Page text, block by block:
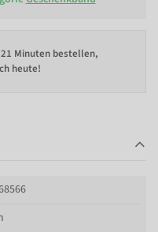
Minuten bestellen,
heute!